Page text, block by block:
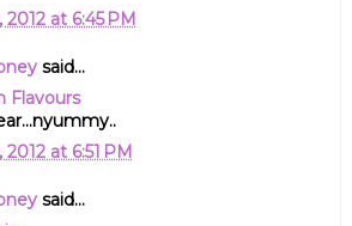
2012 at 6:45 PM
said...
Flavours
2012 at 6:51 PM
said...